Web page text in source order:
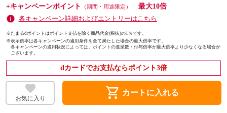
+キャンペーンポイント
（期間・用途限定）
最大10倍
各キャンペーン詳細およびエントリーはこちら
※たまるdポイントはポイント支払を除く商品代金(税抜)の1％です。
※表示倍率は各キャンペーンの適用条件を全て満たした場合の最大倍率です。
各キャンペーンの適用状況によっては、ポイントの進呈数・付与倍率が最大倍率より少なくなる場合が
ございます。
dカードでお支払ならポイント3倍
お気に入り shopping_cart カートに入れる